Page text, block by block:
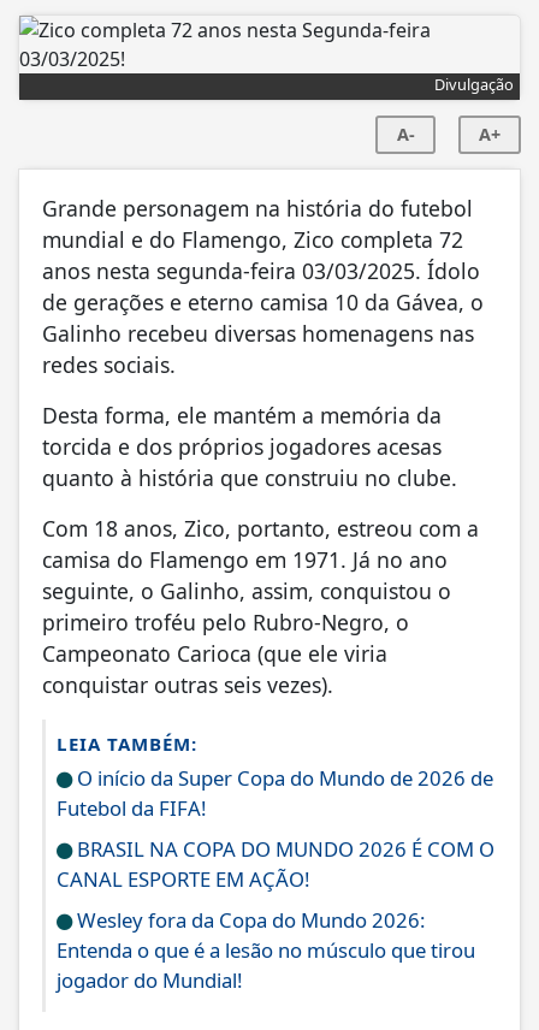
Divulgação
A- A+
Grande personagem na história do futebol
mundial e do Flamengo, Zico completa 72
anos nesta segunda-feira 03/03/2025. Ídolo
de gerações e eterno camisa 10 da Gávea, o
Galinho recebeu diversas homenagens nas
redes sociais.
Desta forma, ele mantém a memória da
torcida e dos próprios jogadores acesas
quanto à história que construiu no clube.
Com 18 anos, Zico, portanto, estreou com a
camisa do Flamengo em 1971. Já no ano
seguinte, o Galinho, assim, conquistou o
primeiro troféu pelo Rubro-Negro, o
Campeonato Carioca (que ele viria
conquistar outras seis vezes).
LEIA TAMBÉM:
O início da Super Copa do Mundo de 2026 de
Futebol da FIFA!
BRASIL NA COPA DO MUNDO 2026 É COM O
CANAL ESPORTE EM AÇÃO!
Wesley fora da Copa do Mundo 2026:
Entenda o que é a lesão no músculo que tirou
jogador do Mundial!